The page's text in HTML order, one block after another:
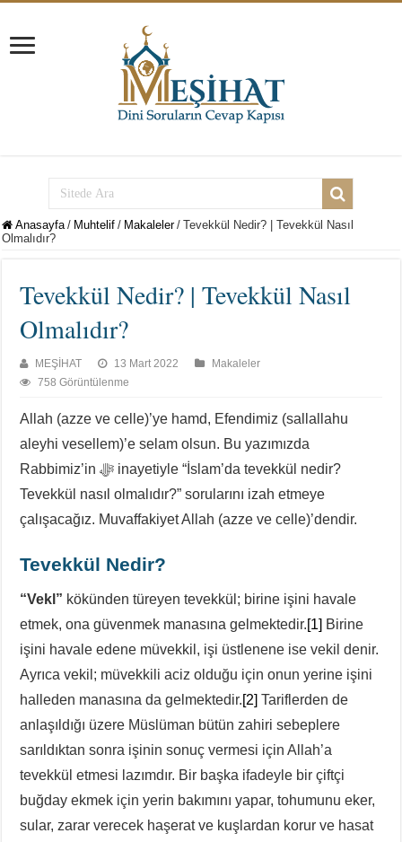
Anasayfa / Muhtelif / Makaleler / Tevekkül Nedir? | Tevekkül Nasıl
Olmalıdır?
Tevekkül Nedir? | Tevekkül Nasıl
Olmalıdır?
MEŞİHAT 13 Mart 2022
Makaleler
758 Görüntülenme
Allah (azze ve celle)’ye hamd, Efendimiz (sallallahu
aleyhi vesellem)’e selam olsun. Bu yazımızda
Rabbimiz’in ﷻ inayetiyle “İslam’da tevekkül nedir?
Tevekkül nasıl olmalıdır?” sorularını izah etmeye
çalışacağız. Muvaffakiyet Allah (azze ve celle)’dendir.
Tevekkül Nedir?
“Vekl” kökünden türeyen tevekkül; birine işini havale
etmek, ona güvenmek manasına gelmektedir.[1] Birine
işini havale edene müvekkil, işi üstlenene ise vekil denir.
Ayrıca vekil; müvekkili aciz olduğu için onun yerine işini
halleden manasına da gelmektedir.[2] Tariflerden de
anlaşıldığı üzere Müslüman bütün zahiri sebeplere
sarıldıktan sonra işinin sonuç vermesi için Allah’a
tevekkül etmesi lazımdır. Bir başka ifadeyle bir çiftçi
buğday ekmek için yerin bakımını yapar, tohumunu eker,
sular, zarar verecek haşerat ve kuşlardan korur ve hasat